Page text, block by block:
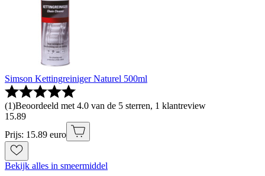
Simson Kettingreiniger Naturel 500ml
(1)Beoordeeld met 4.0 van de 5 sterren, 1 klantreview
15.89
Prijs: 15.89 euro
Bekijk alles in smeermiddel